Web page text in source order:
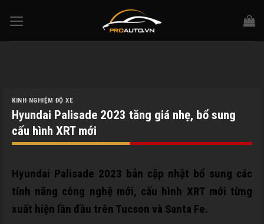
KINH NGHIỆM ĐỘ XE
Hyundai Palisade 2023 tăng giá nhẹ, bổ sung
cấu hình XRT mới
Hyundai Palisade 2023 bản cập nhật bổ sung các
tính năng công nghệ mới, cấu hình XRT mới từng
xuất hiện lần đầu trên Tucson và Santa Fe.